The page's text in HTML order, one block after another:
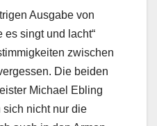
Ausgabe von
es singt und lacht“
zwischen
Die beiden
Michael Ebling
sich nicht nur die